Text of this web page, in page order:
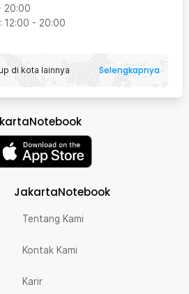
20:00
: 12:00 - 20:00
di kota lainnya Selengkapnya
JakartaNotebook
Tentang Kami
Kontak Kami
Karir